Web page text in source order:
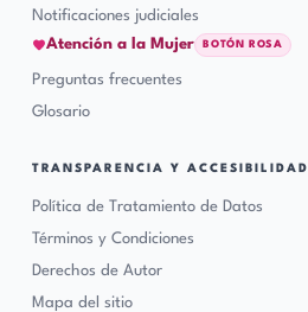
Notificaciones judiciales
Atención a la Mujer
BOTÓN ROSA
Preguntas frecuentes
Glosario
TRANSPARENCIA Y ACCESIBILIDAD
Política de Tratamiento de Datos
Términos y Condiciones
Derechos de Autor
Mapa del sitio